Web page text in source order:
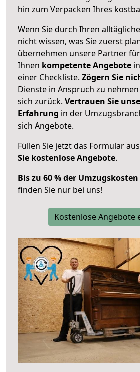
hin zum Verpacken Ihres
Wenn Sie durch Ihren
nicht wissen, was Sie zuerst
übernehmen unsere Partner
Ihnen kompetente Angebote
einer Checkliste. Zögern Sie
Dienste in Anspruch zu
sich zurück. Vertrauen Sie
Erfahrung in der
sich Angebote.
Füllen Sie jetzt das Formular
Sie kostenlose Angebote.
Bis zu 60 % der
finden Sie nur bei uns!
Kostenlose Angebote